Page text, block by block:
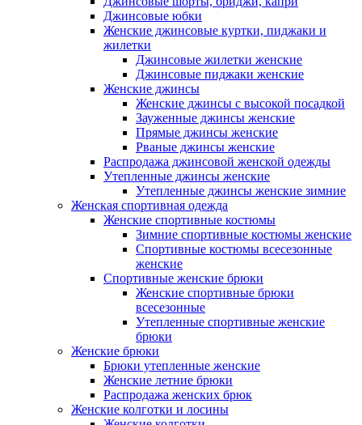
Джинсовые юбки
Женские джинсовые куртки, пиджаки и
жилетки
Джинсовые жилетки женские
Джинсовые пиджаки женские
Женские джинсы
Женские джинсы с высокой посадкой
Зауженные джинсы женские
Прямые джинсы женские
Рваные джинсы женские
Распродажа джинсовой женской одежды
Утепленные джинсы женские
Утепленные джинсы женские зимние
Женская спортивная одежда
Женские спортивные костюмы
Зимние спортивные костюмы женские
Спортивные костюмы всесезонные
женские
Спортивные женские брюки
Женские спортивные брюки
всесезонные
Утепленные спортивные женские
брюки
Женские брюки
Брюки утепленные женские
Женские летние брюки
Распродажа женских брюк
Женские колготки и лосины